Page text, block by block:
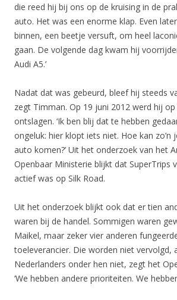
die reed hij bij ons op de kruising in de
auto. Het was een enorme klap. Even
binnen, een beetje versuft, om heel
gaan. De volgende dag kwam hij
Audi A5.’
Nadat dat was gebeurd, bleef hij steeds
zegt Timman. Op 19 juni 2012 werd hij
ontslagen. ‘Ik ben blij dat te hebben
ongeluk: hier klopt iets niet. Hoe kan zo’n
auto komen?’ Uit het onderzoek van het
Openbaar Ministerie blijkt dat SuperTrips
actief was op Silk Road.
Uit het onderzoek blijkt ook dat er tien
waren bij de handel. Sommigen waren
Maikel, maar zeker vier anderen
toeleverancier. Die worden niet vervolgd,
Nederlanders onder hen niet, zegt het
‘We hebben andere prioriteiten. We